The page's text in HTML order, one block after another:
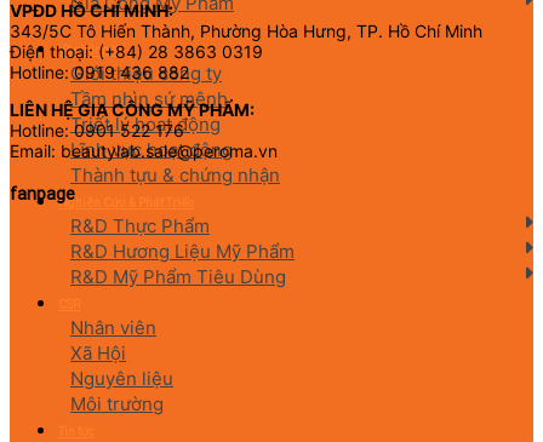
Về chúng tôi
Giới thiệu công ty
Tầm nhìn sứ mệnh
Triết lý hoạt động
Lĩnh vực hoạt động
Thành tựu & chứng nhận
Nghiên Cứu & Phát Triển
R&D Thực Phẩm
R&D Hương Liệu Mỹ Phẩm
R&D Mỹ Phẩm Tiêu Dùng
Nhân viên
Xã Hội
Nguyên liệu
Môi trường
VPĐD HỒ CHÍ MINH:
343/5C Tô Hiến Thành, Phường Hòa Hưng, TP. Hồ Chí Minh
Điện thoại: (+84) 28 3863 0319
Hotline: 0919 436 882
LIÊN HỆ GIA CÔNG MỸ PHẨM:
Hotline: 0901 522 176
Email: beautylab.sale@peroma.vn
fanpage